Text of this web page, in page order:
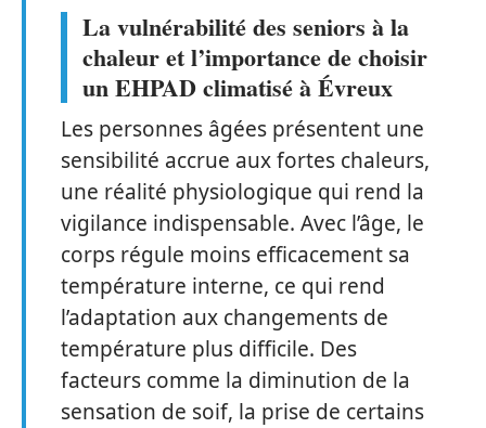
La vulnérabilité des seniors à la
chaleur et l’importance de choisir
un EHPAD climatisé à Évreux
Les personnes âgées présentent une
sensibilité accrue aux fortes chaleurs,
une réalité physiologique qui rend la
vigilance indispensable. Avec l’âge, le
corps régule moins efficacement sa
température interne, ce qui rend
l’adaptation aux changements de
température plus difficile. Des
facteurs comme la diminution de la
sensation de soif, la prise de certains